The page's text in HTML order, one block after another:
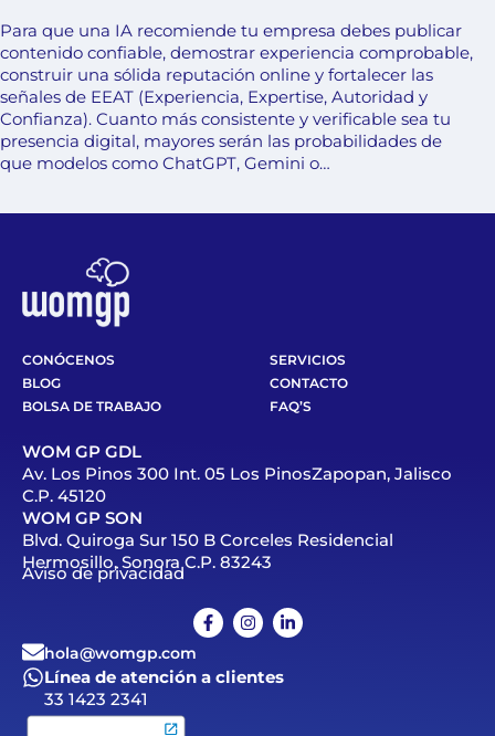
Para que una IA recomiende tu empresa debes publicar
contenido confiable, demostrar experiencia comprobable,
construir una sólida reputación online y fortalecer las
señales de EEAT (Experiencia, Expertise, Autoridad y
Confianza). Cuanto más consistente y verificable sea tu
presencia digital, mayores serán las probabilidades de
que modelos como ChatGPT, Gemini o…
CONÓCENOS
SERVICIOS
BLOG
CONTACTO
BOLSA DE TRABAJO
FAQ’S
WOM GP GDL
Av. Los Pinos 300 Int. 05 Los PinosZapopan, Jalisco
C.P. 45120
WOM GP SON
Blvd. Quiroga Sur 150 B Corceles Residencial
Hermosillo, Sonora C.P. 83243
Aviso de privacidad
hola@womgp.com
Línea de atención a clientes
33 1423 2341